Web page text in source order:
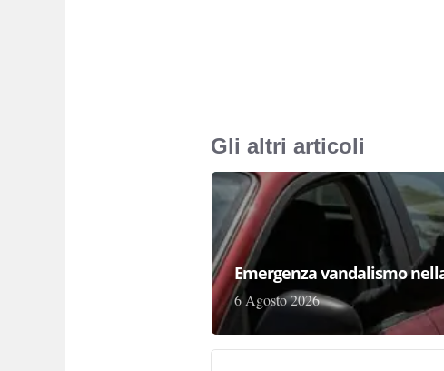
Gli altri articoli
Emergenza vandalismo
6 Agosto 2026